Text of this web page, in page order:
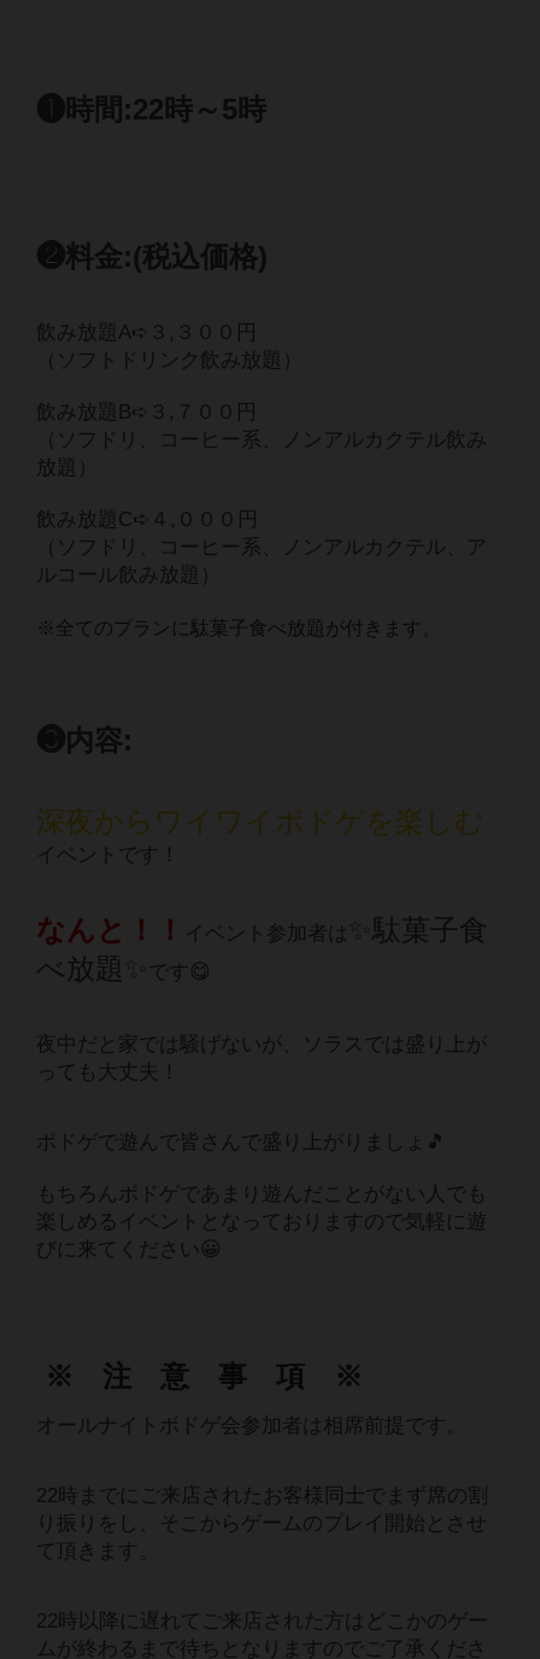
❶時間:22時～5時
❷料金:(税込価格)
飲み放題A➪３,３００円
（ソフトドリンク飲み放題）
飲み放題B➪３,７００円
（ソフドリ、コーヒー系、ノンアルカクテル飲み
放題）
飲み放題C➪４,０００円
（ソフドリ、コーヒー系、ノンアルカクテル、ア
ルコール飲み放題）
※全てのプランに駄菓子食べ放題が付きます。
❸内容:
深夜からワイワイボドゲを楽しむ
イベントです！
なんと！！ イベント参加者は
✨駄菓子食
べ放題✨
です😋
夜中だと家では騒げないが、ソラスでは盛り上が
っても大丈夫！
ボドゲで遊んで皆さんで盛り上がりましょ🎵
もちろんボドゲであまり遊んだことがない人でも
楽しめるイベントとなっておりますので気軽に遊
びに来てください😀
※ 注 意 事 項 ※
オールナイトボドゲ会参加者は相席前提です。
22時までにご来店されたお客様同士でまず席の割
り振りをし、そこからゲームのプレイ開始とさせ
て頂きます。
22時以降に遅れてご来店された方はどこかのゲー
ムが終わるまで待ちとなりますのでご了承くださ